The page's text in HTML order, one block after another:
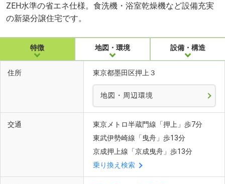
ZEH水準の省エネ仕様。食洗機・浴室乾燥機など設備充実
の新築分譲住宅です。
特徴 地図・環境 設備・構造
住所 東京都墨田区押上３
地図・周辺環境
交通
東京メトロ半蔵門線「押上」歩7分
東武伊勢崎線「曳舟」歩13分
京成押上線「京成曳舟」歩13分
乗り換え検索